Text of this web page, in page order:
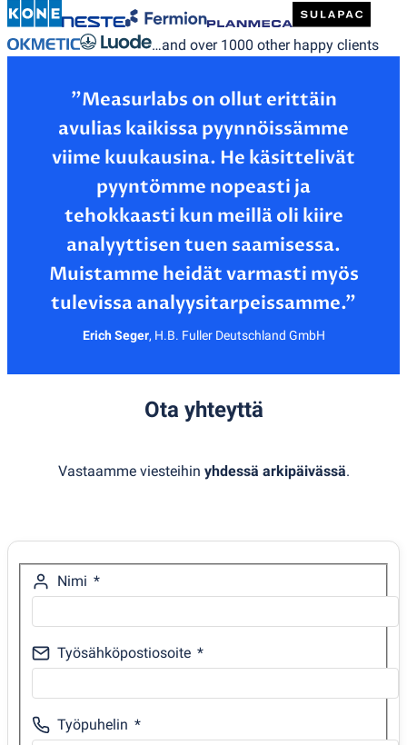
…and over 1000 other happy clients
”Measurlabs on ollut erittäin
avulias kaikissa pyynnöissämme
viime kuukausina. He käsittelivät
pyyntömme nopeasti ja
tehokkaasti kun meillä oli kiire
analyyttisen tuen saamisessa.
Muistamme heidät varmasti myös
Erich Seger, H.B. Fuller Deutschland GmbH
Ota yhteyttä
Vastaamme viesteihin yhdessä arkipäivässä.
Nimi
Työsähköpostiosoite
Työpuhelin